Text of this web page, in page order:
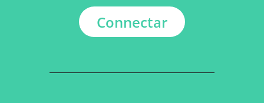
Connectar